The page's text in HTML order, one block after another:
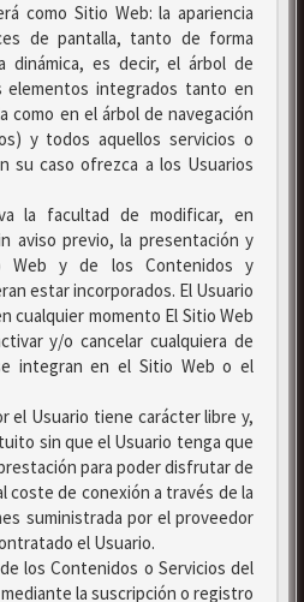
como Sitio Web: la apariencia
de pantalla, tanto de forma
dinámica, es decir, el árbol de
elementos integrados tanto en
como en el árbol de navegación
y todos aquellos servicios o
su caso ofrezca a los Usuarios
la facultad de modificar, en
aviso previo, la presentación y
Web y de los Contenidos y
estar incorporados. El Usuario
cualquier momento El Sitio Web
y/o cancelar cualquiera de
integran en el Sitio Web o el
el Usuario tiene carácter libre y,
sin que el Usuario tenga que
para poder disfrutar de
coste de conexión a través de la
suministrada por el proveedor
el Usuario.
los Contenidos o Servicios del
la suscripción o registro